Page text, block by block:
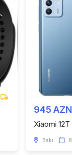
945 AZN
Xiaomi
Bakı